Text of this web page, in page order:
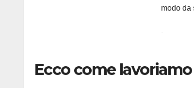
modo da
Ecco come lavoriamo